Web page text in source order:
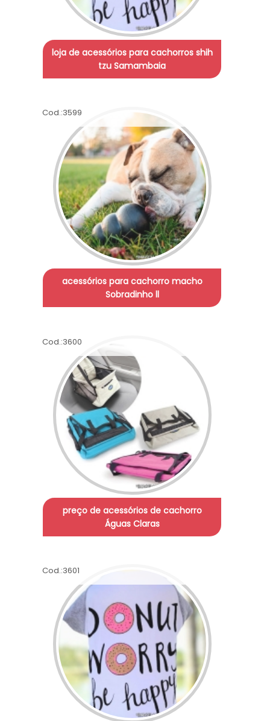
loja de acessórios para cachorros shih
tzu Samambaia
Cod.:3599
acessórios para cachorro macho
Sobradinho ll
Cod.:3600
preço de acessórios de cachorro
Águas Claras
Cod.:3601